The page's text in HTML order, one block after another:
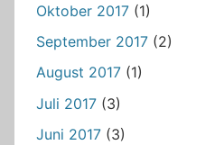
Oktober 2017 (1)
September 2017 (2)
August 2017 (1)
Juli 2017 (3)
Juni 2017 (3)